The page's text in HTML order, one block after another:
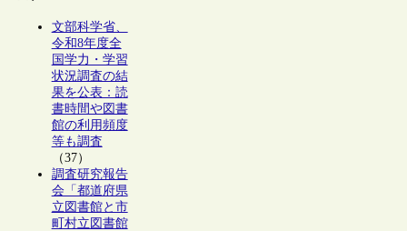
文部科学省、
令和8年度全
国学力・学習
状況調査の結
果を公表：読
書時間や図書
館の利用頻度
等も調査
（37）
調査研究報告
会「都道府県
立図書館と市
町村立図書館